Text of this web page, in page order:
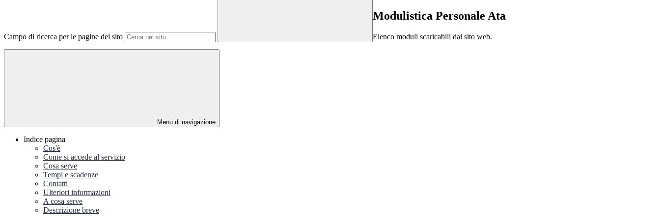
Campo di ricerca per le pagine del sito
Modulistica Personale Ata
Elenco moduli scaricabili dal sito web.
Menu di navigazione
Indice pagina
Cos'è
Come si accede al servizio
Cosa serve
Tempi e scadenze
Contatti
Ulteriori informazioni
A cosa serve
Descrizione breve